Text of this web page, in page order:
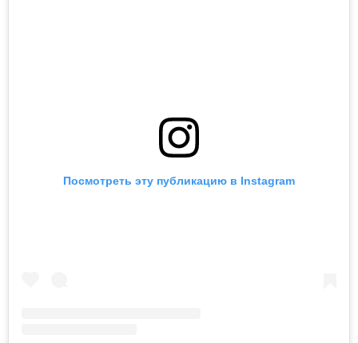
Посмотреть эту публикацию в Instagram